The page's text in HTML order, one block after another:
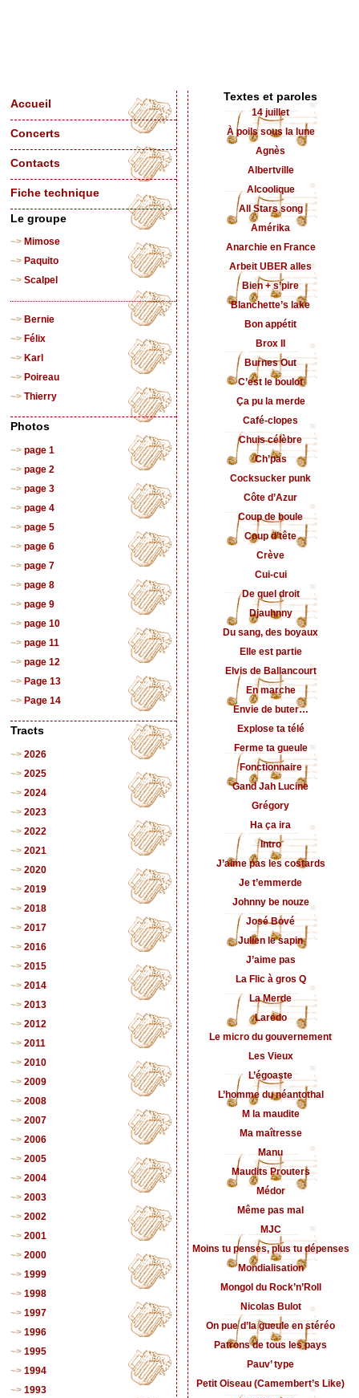
Accueil
Concerts
Contacts
Fiche technique
Le groupe
Mimose
Paquito
Scalpel
Bernie
Félix
Karl
Poireau
Thierry
Photos
page 1
page 2
page 3
page 4
page 5
page 6
page 7
page 8
page 9
page 10
page 11
page 12
Page 13
Page 14
Tracts
2026
2025
2024
2023
2022
2021
2020
2019
2018
2017
2016
2015
2014
2013
2012
2011
2010
2009
2008
2007
2006
2005
2004
2003
2002
2001
2000
1999
1998
1997
1996
1995
1994
1993
Textes et paroles
14 juillet
À poils sous la lune
Agnès
Albertville
Alcoolique
All Stars song
Amérika
Anarchie en France
Arbeit UBER alles
Bien + s’pire
Blanchette’s lake
Bon appétit
Brox II
Burnes Out
C’est le boulot
Ça pu la merde
Café-clopes
Chuis célèbre
Ch’pas
Cocksucker punk
Côte d’Azur
Coup de boule
Coup d’tête
Crève
Cui-cui
De quel droit
Djauhnny
Du sang, des boyaux
Elle est partie
Elvis de Ballancourt
En marche
Envie de buter…
Explose ta télé
Ferme ta gueule
Fonctionnaire
Gand Jah Lucine
Grégory
Ha ça ira
Intro
J’aime pas les costards
Je t’emmerde
Johnny be nouze
José Bové
Julien le sapin
J’aime pas
La Flic à gros Q
La Merde
Laredo
Le micro du gouvernement
Les Vieux
L’égoaste
L’homme du néantothal
M la maudite
Ma maîtresse
Manu
Maudits Prouters
Médor
Même pas mal
MJC
Moins tu penses, plus tu dépenses
Mondialisation
Mongol du Rock’n’Roll
Nicolas Bulot
On pue d’la gueule en stéréo
Patrons de tous les pays
Pauv’ type
Petit Oiseau (Camembert’s Like)